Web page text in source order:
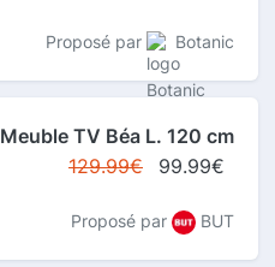
Proposé par Botanic
Meuble TV Béa L. 120 cm
129.99€
99.99€
Proposé par BUT